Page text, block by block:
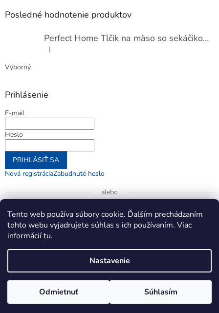
Tento web používa súbory cookie. Ďalším prechádzaním
tohto webu vyjadrujete súhlas s ich používaním. Viac
informáciítu.
Nastavenie
Odmietnuť Súhlasím
Posledné hodnotenie produktov
Perfect Home Tĺčik na mäso so sekáčikom, 56893
Hodnotenie produktu je 5 z 5 hviezdičiek.
|
Výborný.
Prihlásenie
E-mail
Heslo
PRIHLÁSIŤ SA
Nová registráciaZabudnuté heslo
alebo
Prihlásiť sa cez Google
. Všetky práva vyhradené.